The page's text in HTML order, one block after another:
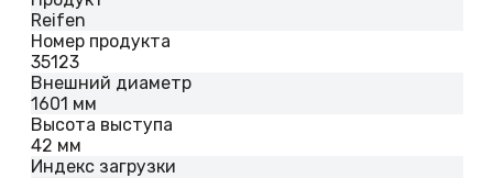
Reifen
Номер продукта
35123
Внешний диаметр
1601 мм
Высота выступа
42 мм
Индекс загрузки